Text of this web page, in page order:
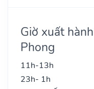
Giờ xuất
Phong
11h-13h
23h- 1h